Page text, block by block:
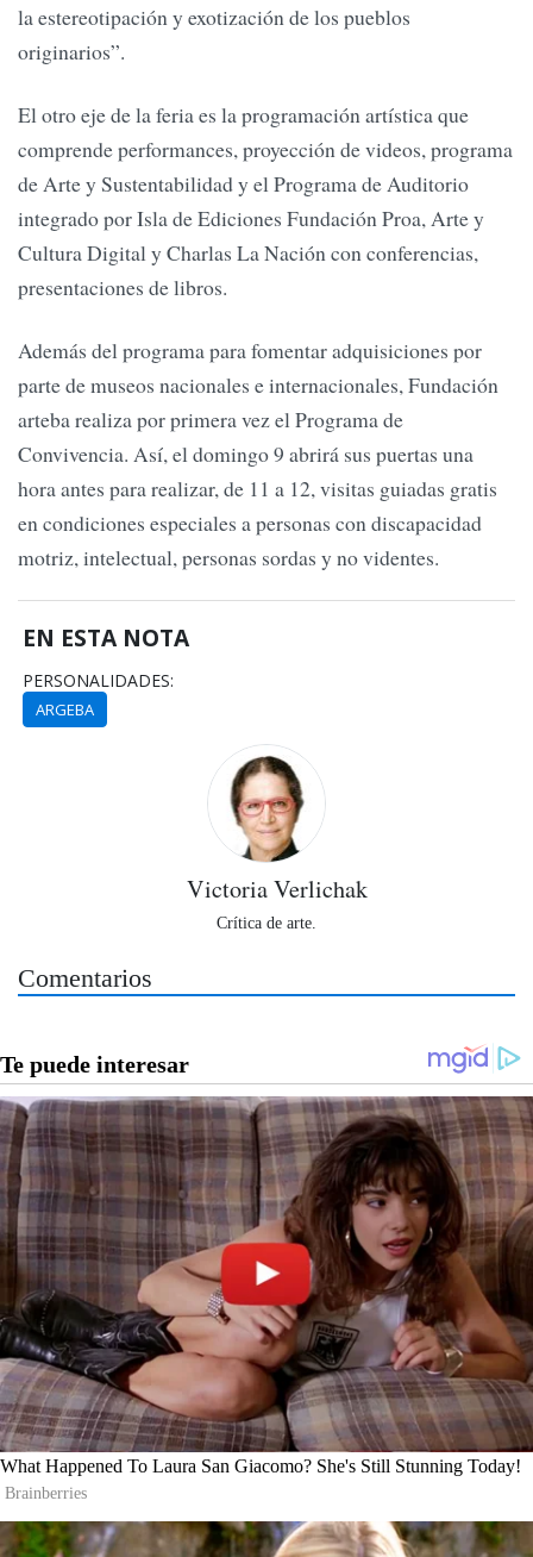
la estereotipación y exotización de los pueblos
originarios”.
El otro eje de la feria es la programación artística que
comprende performances, proyección de videos, programa
de Arte y Sustentabilidad y el Programa de Auditorio
integrado por Isla de Ediciones Fundación Proa, Arte y
Cultura Digital y Charlas La Nación con conferencias,
presentaciones de libros.
Además del programa para fomentar adquisiciones por
parte de museos nacionales e internacionales, Fundación
arteba realiza por primera vez el Programa de
Convivencia. Así, el domingo 9 abrirá sus puertas una
hora antes para realizar, de 11 a 12, visitas guiadas gratis
en condiciones especiales a personas con discapacidad
motriz, intelectual, personas sordas y no videntes.
EN ESTA NOTA
PERSONALIDADES:
ARGEBA
Victoria Verlichak
Crítica de arte.
Comentarios